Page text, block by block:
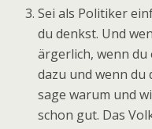
Sei als Politiker
du denkst. Und
ärgerlich, wenn
dazu und wenn
sage warum und
schon gut. Das